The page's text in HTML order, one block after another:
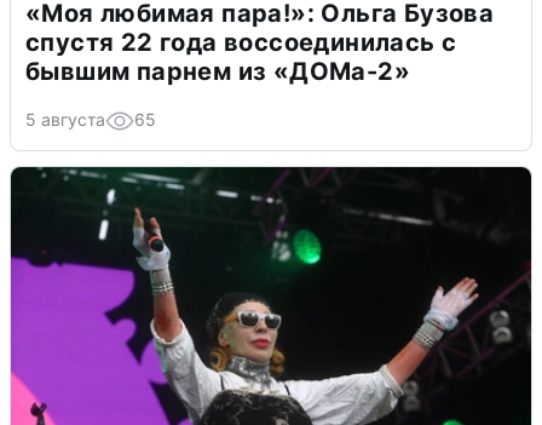
«Моя любимая пара!»: Ольга Бузова
спустя 22 года воссоединилась с
бывшим парнем из «ДОМа-2»
5 августа 65